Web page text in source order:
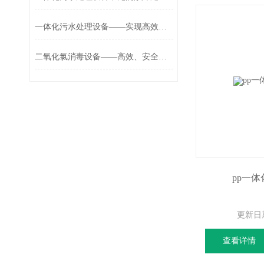
一体化污水处理设备——实现高效净化与可持续发展
二氧化氯消毒设备——高效、安全且环保友好的水处理利器
pp一体
更新日
查看详情